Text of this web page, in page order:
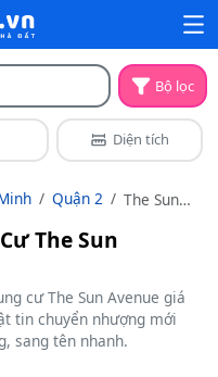
Bộ lọc
Diện tích
Quận 2
The Sun
The Sun
cư The Sun Avenue giá
tin chuyển nhượng mới
sang tên nhanh.